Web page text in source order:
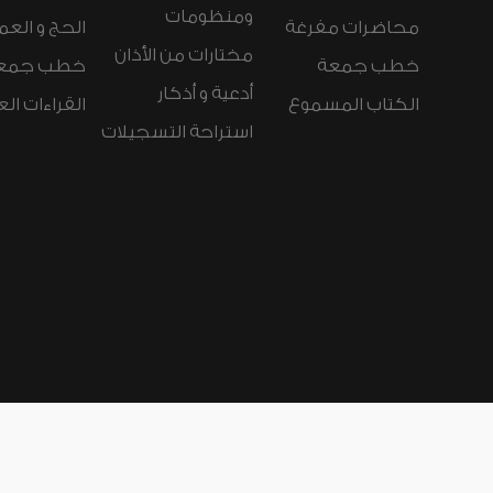
محاضرات مفرغة
خطب جمعة
الكتاب المسموع
ومنظومات
مختارات من الأذان
أدعية و أذكار
استراحة التسجيلات
الحج و
خطب
القراءات